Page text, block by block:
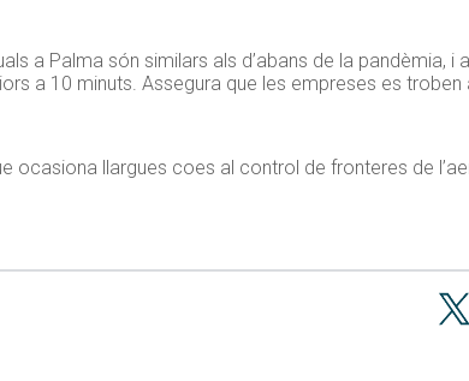
a Palma són similars als d’abans de la pandèmia, i
a 10 minuts. Assegura que les empreses es troben
ocasiona llargues coes al control de fronteres de